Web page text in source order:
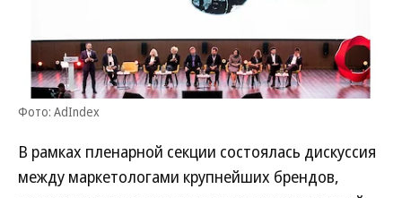
Фото: AdIndex
В рамках пленарной секции состоялась дискуссия
между маркетологами крупнейших брендов,